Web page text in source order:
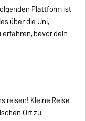
Plattform ist
über die Uni,
bevor dein
reisen! Kleine Reise
Ort zu